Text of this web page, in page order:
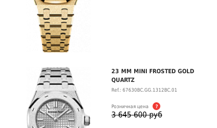
23 MM MINI FROSTED GOLD
QUARTZ
Ref.: 67630BC.GG.1312BC.01
Розничная цена ?
3 645 600 руб